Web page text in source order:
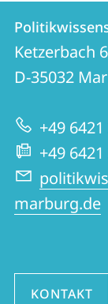
Kontakt
und
zur
Website
Ketzerbach
D-35032
+49
+49 6421
marburg.de
KONTAKT